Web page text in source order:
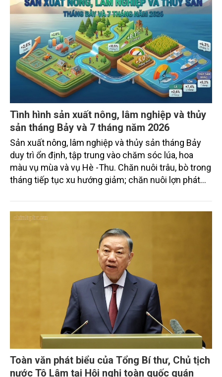
dựng thương hiệu trên nền tảng giá trị truyền thống.
Tình hình sản xuất nông, lâm nghiệp và thủy
sản tháng Bảy và 7 tháng năm 2026
Sản xuất nông, lâm nghiệp và thủy sản tháng Bảy
duy trì ổn định, tập trung vào chăm sóc lúa, hoa
tháng tiếp tục xu hướng giảm; chăn nuôi lợn phát
triển ổn định; chăn nuôi gia cầm duy trì đà tăng
trưởng khá. Diện tích rừng trồng mới và sản lượng
thủy sản đều tăng nhẹ.